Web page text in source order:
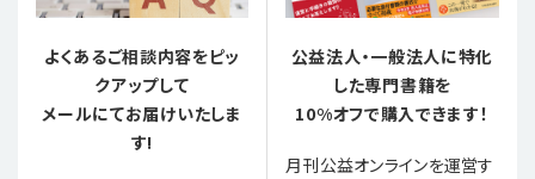
よくあるご相談内容をピッ
クアップして
メールにてお届けいたしま
す!
公益法人・一般法人に特化
した専門書籍を
10%オフで購入できます！
月刊公益オンラインを運営す